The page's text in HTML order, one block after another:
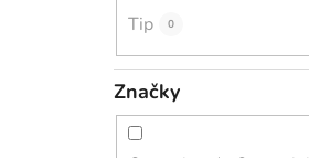
Tip 0
Značky